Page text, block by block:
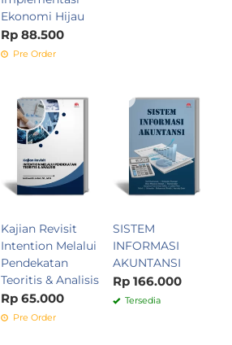
Ekonomi Hijau
Rp 88.500
Pre Order
Kajian Revisit
Intention Melalui
Pendekatan
Teoritis & Analisis
Rp 65.000
Pre Order
SISTEM
INFORMASI
AKUNTANSI
Rp 166.000
Tersedia